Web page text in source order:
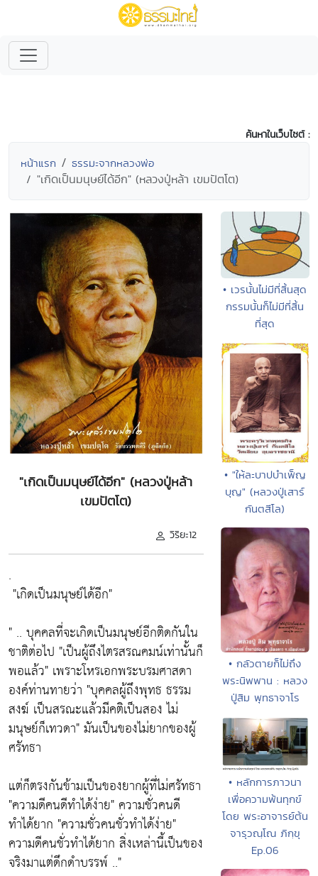
ค้นหาในเว็บไซต์ :
หน้าแรก ธรรมะจากหลวงพ่อ
"เกิดเป็นมนุษย์ได้อีก" (หลวงปู่หล้า เขมปัตโต)
"เกิดเป็นมนุษย์ได้อีก" (หลวงปู่หล้า
เขมปัตโต)
วิริยะ12
.
"เกิดเป็นมนุษย์ได้อีก"
" .. บุคคลที่จะเกิดเป็นมนุษย์อีกติดกันใน
ชาติต่อไป "เป็นผู้ถึงไตรสรณคมน์เท่านั้นก็
พอแล้ว" เพราะโหรเอกพระบรมศาสดา
องค์ท่านทายว่า "บุคคลผู้ถึงพุทธ ธรรม
สงฆ์ เป็นสรณะแล้วมีคติเป็นสอง ไม่
มนุษย์ก็เทวดา"มันเป็นของไม่ยากของผู้
ศรัทธา
แต่ก็ตรงกันข้ามเป็นของยากผู้ที่ไม่ศรัทธา
"ความดีคนดีทำได้ง่าย"ความชั่วคนดี
ทำได้ยาก "ความชั่วคนชั่วทำได้ง่าย"
ความดีคนชั่วทำได้ยาก สิ่งเหล่านี้เป็นของ
จริงมาแต่ดึกดำบรรพ์ .."
• เวรนั้นไม่มีที่สิ้นสุด
กรรมนั้นก็ไม่มีที่สิ้น
ที่สุด
• "ให้ละบาปบำเพ็ญ
บุญ" (หลวงปู่เสาร์
กันตสีโล)
• กลัวตายก็ไม่ถึง
พระนิพพาน : หลวง
ปู่สิม พุทธาจาโร
• หลักการภาวนา
เพื่อความพ้นทุกข์
โดย พระอาจารย์ต้น
จารุวณฺโณ ภิกฺขุ
Ep.06